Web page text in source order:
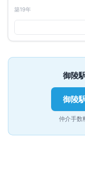
築19年
御陵
御陵
仲介手数